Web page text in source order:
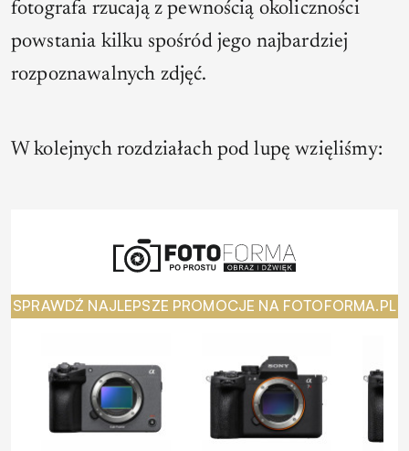
fotografa rzucają z pewnością okoliczności
powstania kilku spośród jego najbardziej
rozpoznawalnych zdjęć.
W kolejnych rozdziałach pod lupę wzięliśmy:
SPRAWDŹ NAJLEPSZE PROMOCJE NA FOTOFORMA.PL